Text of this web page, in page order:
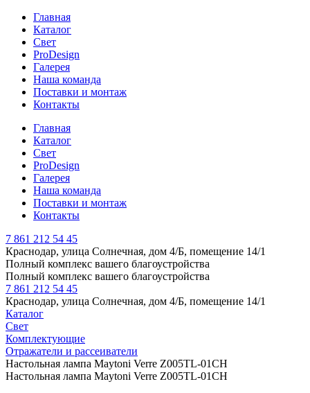
Главная
Каталог
Свет
ProDesign
Галерея
Наша команда
Поставки и монтаж
Контакты
Главная
Каталог
Свет
ProDesign
Галерея
Наша команда
Поставки и монтаж
Контакты
7 861 212 54 45
Краснодар, улица Солнечная, дом 4/Б, помещение 14/1
Полный комплекс вашего благоустройства
Полный комплекс вашего благоустройства
7 861 212 54 45
Краснодар, улица Солнечная, дом 4/Б, помещение 14/1
Каталог
Свет
Комплектующие
Отражатели и рассеиватели
Настольная лампа Maytoni Verre Z005TL-01CH
Настольная лампа Maytoni Verre Z005TL-01CH